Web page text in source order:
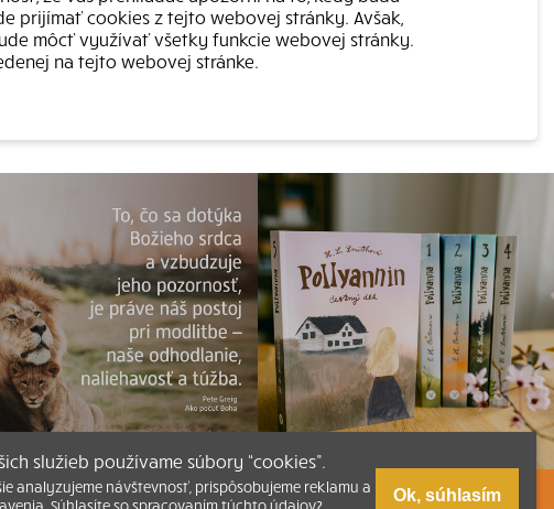
prijímať cookies z tejto webovej stránky. Avšak,
môcť využívať všetky funkcie webovej stránky.
na tejto webovej stránke.
služieb používame súbory “cookies”.
analyzujeme návštevnosť, prispôsobujeme reklamu a
Súhlasíte so spracovaním týchto údajov?
Ok, súhlasím